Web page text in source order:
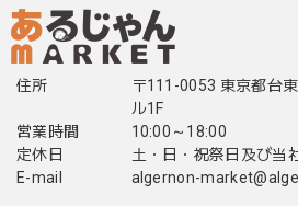
住所
〒111-0053 東京都台
ル1F
営業時間
10:00～18:00
定休日
土・日・祝祭日及び当
E-mail
algernon-